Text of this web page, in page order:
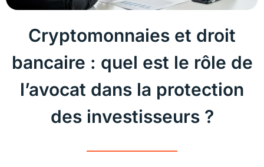
Cryptomonnaies et droit
bancaire : quel est le rôle de
l’avocat dans la protection
des investisseurs ?